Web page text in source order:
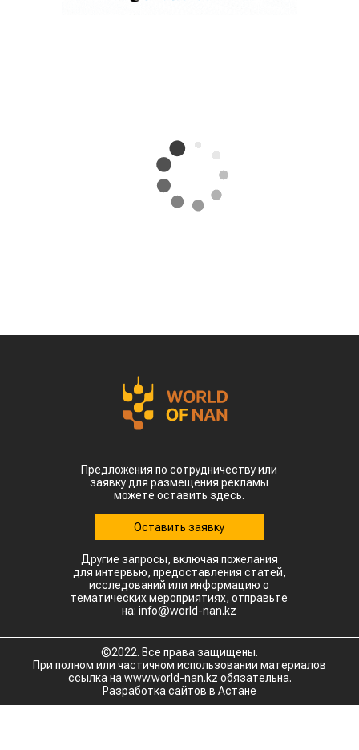
Предложения по сотрудничеству или
заявку для размещения рекламы
можете оставить здесь.
Оставить заявку
Другие запросы, включая пожелания
для интервью, предоставления статей,
исследований или информацию о
тематических мероприятиях, отправьте
на: info@world-nan.kz
©2022. Все права защищены.
При полном или частичном использовании материалов
ссылка на www.world-nan.kz обязательна.
Разработка сайтов в Астане